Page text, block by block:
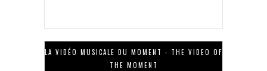
LA VIDÉO MUSICALE DU MOMENT - THE VIDEO OF
THE MOMENT